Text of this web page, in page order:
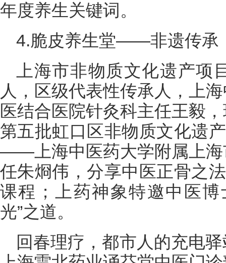
年度养生关键词。
4.脆皮养生堂——非遗传承
上海市非物质文化遗产
人，区级代表性传承人，上
医结合医院针灸科主任王毅
第五批虹口区非物质文化遗
——上海中医药大学附属上海
任朱烱伟，分享中医正骨之
课程；上药神象特邀中医
光”之道。
回春理疗，都市人的充电